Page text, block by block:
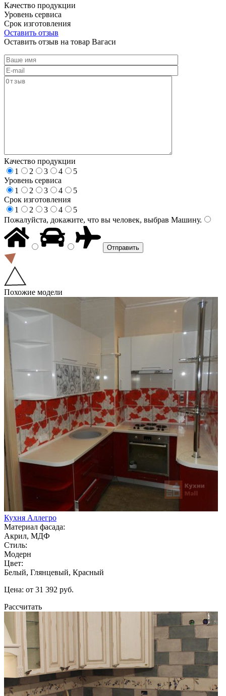
Качество продукции
Уровень сервиса
Срок изготовления
Оставить отзыв
Оставить отзыв на товар Вагаси
Качество продукции
1
2 3 4
5
Уровень сервиса
1
2 3 4
5
Срок изготовления
1
2 3 4
5
Пожалуйста, докажите, что вы человек, выбрав Машину.
Похожие модели
Кухня Аллегро
Материал фасада:
Акрил, МДФ
Стиль:
Модерн
Цвет:
Белый, Глянцевый, Красный
Цена: от 31 392 руб.
Рассчитать